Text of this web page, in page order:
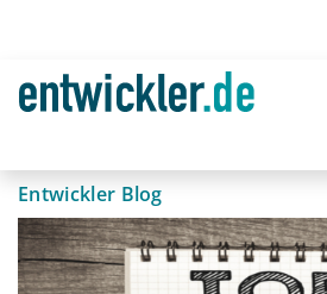
Entwickler Blog